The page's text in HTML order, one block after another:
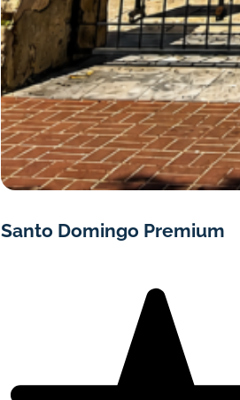
Santo Domingo Premium